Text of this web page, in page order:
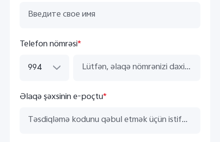
Telefon nömrəsi*
994
Əlaqə şəxsinin e-poçtu*